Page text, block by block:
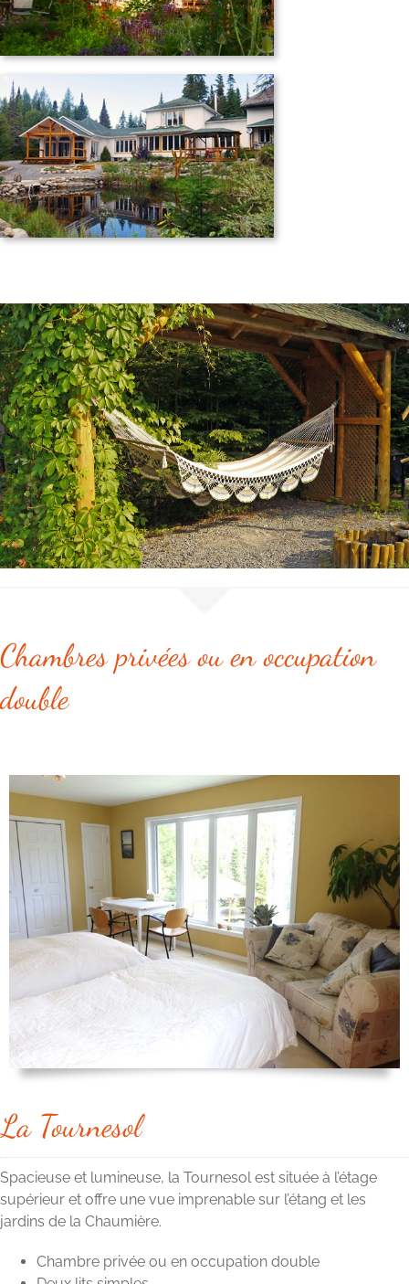
Chambres privées ou en occupation
double
La Tournesol
Spacieuse et lumineuse, la Tournesol est située à l’étage
supérieur et offre une vue imprenable sur l’étang et les
jardins de la Chaumière.
Chambre privée ou en occupation double